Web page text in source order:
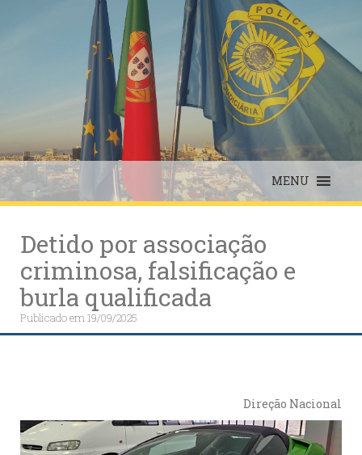
MENU
Detido por associação
criminosa, falsificação e
burla qualificada
Publicado em19/09/2025
Direção Nacional